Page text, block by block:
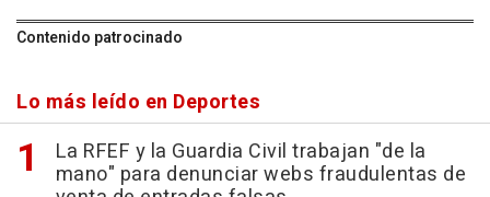
Contenido patrocinado
Lo más leído en Deportes
La RFEF y la Guardia Civil trabajan "de la
mano" para denunciar webs fraudulentas de